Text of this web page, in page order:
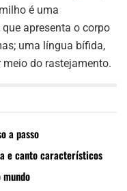
é uma
apresenta o corpo
uma língua bífida,
do rastejamento.
a passo
e canto característicos